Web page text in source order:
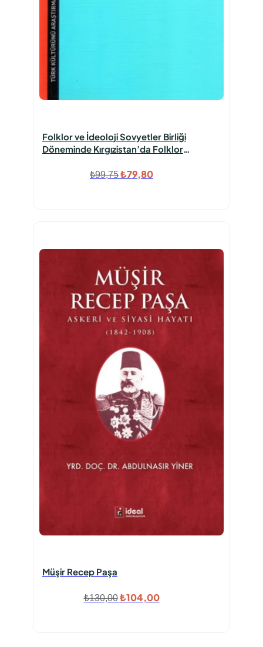
Folklor ve İdeoloji Sovyetler Birliği
Döneminde Kırgızistan’da Folklor
Kültürünü Araştırma Enstitüsü
₺99,75Orijinal
₺79,80Şu
Müşir Recep Paşa
₺130,00 Orijinal
₺104,00Şu